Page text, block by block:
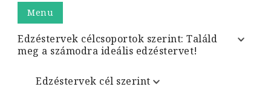
Menu
Edzéstervek célcsoportok szerint: Találd
meg a számodra ideális edzéstervet!
Edzéstervek cél szerint